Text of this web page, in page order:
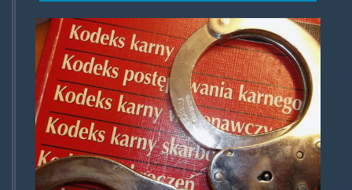
kodeks.jpg